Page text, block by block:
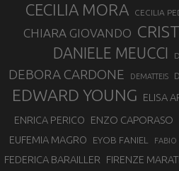
CECILIA MORA CECILIA
CHIARA GIOVANDO
DANIELE MEUCCI
DEBORA CARDONE DEMATTEIS
EDWARD YOUNG ELISA
ENRICA PERICO ENZO CAPORASO
EUFEMIA MAGRO EYOB FANIEL FABIO
FEDERICA BARAILLER FIRENZE